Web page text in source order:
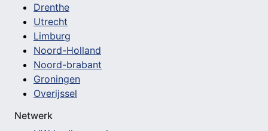
Drenthe
Utrecht
Limburg
Noord-Holland
Noord-brabant
Groningen
Overijssel
Netwerk